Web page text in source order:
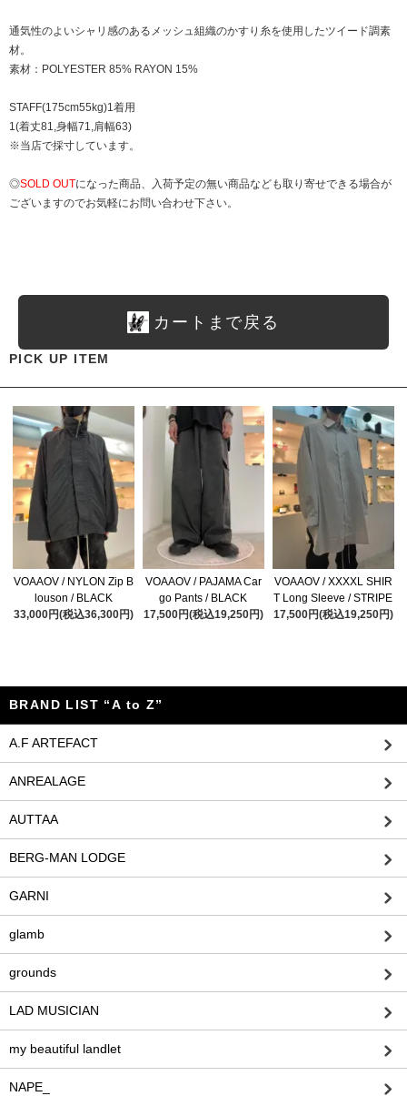
通気性のよいシャリ感のあるメッシュ組織のかすり糸を使用したツイード調素
材。
素材：POLYESTER 85% RAYON 15%
STAFF(175cm55kg)1着用
1(着丈81,身幅71,肩幅63)
※当店で採寸しています。
◎SOLD OUTになった商品、入荷予定の無い商品なども取り寄せできる場合が
ございますのでお気軽にお問い合わせ下さい。
カートまで戻る
PICK UP ITEM
VOAAOV / NYLON Zip B
louson / BLACK
33,000円(税込36,300円)
VOAAOV / PAJAMA Car
go Pants / BLACK
17,500円(税込19,250円)
VOAAOV / XXXXL SHIR
T Long Sleeve / STRIPE
17,500円(税込19,250円)
BRAND LIST “A to Z”
A.F ARTEFACT
ANREALAGE
AUTTAA
BERG-MAN LODGE
GARNI
glamb
grounds
LAD MUSICIAN
my beautiful landlet
NAPE_